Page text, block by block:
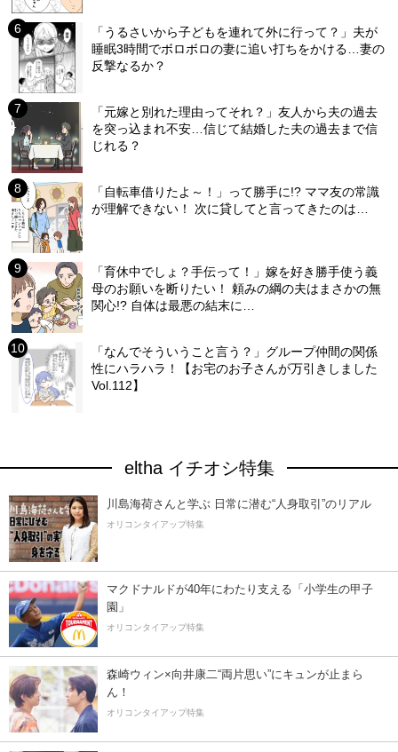
「うるさいから子どもを連れて外に行って？」夫が
睡眠3時間でボロボロの妻に追い打ちをかける…妻の
反撃なるか？
「元嫁と別れた理由ってそれ？」友人から夫の過去
を突っ込まれ不安…信じて結婚した夫の過去まで信
じれる？
「自転車借りたよ～！」って勝手に!? ママ友の常識
が理解できない！ 次に貸してと言ってきたのは…
「育休中でしょ？手伝って！」嫁を好き勝手使う義
母のお願いを断りたい！ 頼みの綱の夫はまさかの無
関心!? 自体は最悪の結末に…
「なんでそういうこと言う？」グループ仲間の関係
性にハラハラ！【お宅のお子さんが万引きしました
Vol.112】
eltha イチオシ特集
川島海荷さんと学ぶ 日常に潜む“人身取引”のリアル
オリコンタイアップ特集
マクドナルドが40年にわたり支える「小学生の甲子
園」
オリコンタイアップ特集
森崎ウィン×向井康二“両片思い”にキュンが止まら
ん！
オリコンタイアップ特集